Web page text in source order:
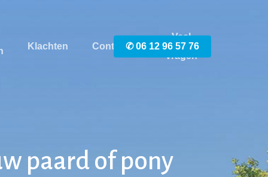
Klachten Contact
Veel
gestelde
vragen
✆ 06 12 96 57 76
paard of pony